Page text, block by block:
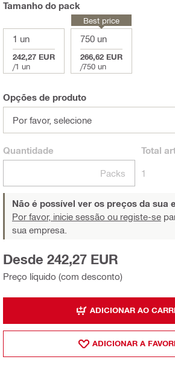
Tamanho do pack
1 un
242,27 EUR
/1 un
750 un
266,62 EUR
/750 un
Best price
Opções de produto
Por favor, selecione
Quantidade
Packs
Total
1
Não é possível ver os preços da sua
Por favor, inicie sessão ou registe-se
sua empresa.
Preço líquido (com desconto)
Desde 242,27 EUR
ADICIONAR AO
ADICIONAR A